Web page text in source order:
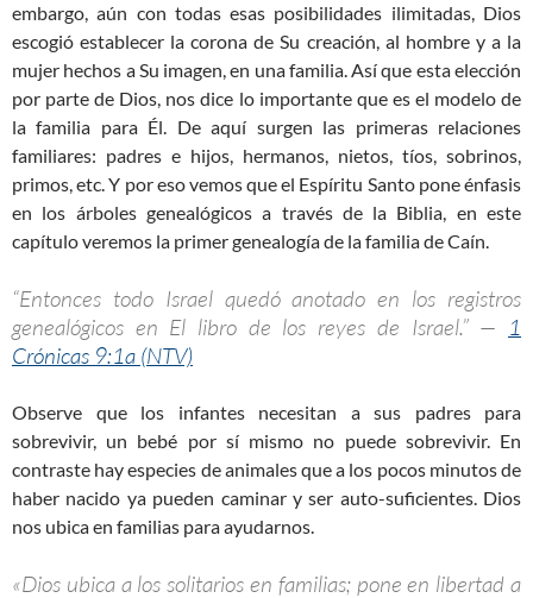
embargo, aún con todas esas posibilidades ilimitadas, Dios
escogió establecer la corona de Su creación, al hombre y a la
mujer hechos a Su imagen, en una familia. Así que esta elección
por parte de Dios, nos dice lo importante que es el modelo de
la familia para Él. De aquí surgen las primeras relaciones
familiares: padres e hijos, hermanos, nietos, tíos, sobrinos,
primos, etc. Y por eso vemos que el Espíritu Santo pone énfasis
en los árboles genealógicos a través de la Biblia, en este
capítulo veremos la primer genealogía de la familia de Caín.
“Entonces todo Israel quedó anotado en los registros
genealógicos en El libro de los reyes de Israel.” — 1
Crónicas 9:1a (NTV)
Observe que los infantes necesitan a sus padres para
sobrevivir, un bebé por sí mismo no puede sobrevivir. En
contraste hay especies de animales que a los pocos minutos de
haber nacido ya pueden caminar y ser auto-suficientes. Dios
nos ubica en familias para ayudarnos.
«Dios ubica a los solitarios en familias; pone en libertad a